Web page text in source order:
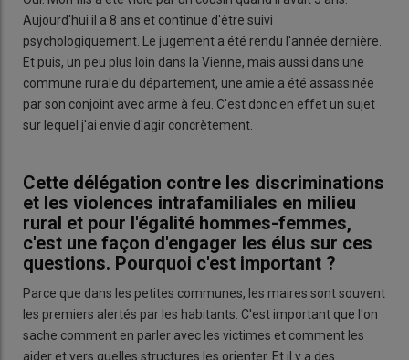
Aujourd'hui il a 8 ans et continue d'être suivi
psychologiquement. Le jugement a été rendu l'année dernière.
Et puis, un peu plus loin dans la Vienne, mais aussi dans une
commune rurale du département, une amie a été assassinée
par son conjoint avec arme à feu. C'est donc en effet un sujet
sur lequel j'ai envie d'agir concrètement.
Cette délégation contre les discriminations
et les violences intrafamiliales en milieu
rural et pour l'égalité hommes-femmes,
c'est une façon d'engager les élus sur ces
questions. Pourquoi c'est important ?
Parce que dans les petites communes, les maires sont souvent
les premiers alertés par les habitants. C'est important que l'on
sache comment en parler avec les victimes et comment les
aider et vers quelles structures les orienter. Et il y a des